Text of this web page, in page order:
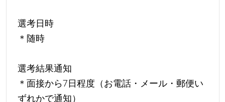
選考日時
＊随時
選考結果通知
＊面接から7日程度（お電話・メール・郵便い
ずれかで通知）